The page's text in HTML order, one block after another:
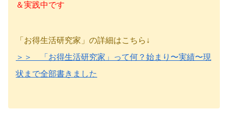
＆実践中です
「お得生活研究家」の詳細はこちら↓
＞＞ 「お得生活研究家」って何？始まり〜実績〜現
状まで全部書きました